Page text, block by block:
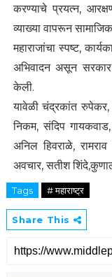
करण्याचे प्रयत्न,
व्याख्या वापरून
महाराजांचा स्पष्ट,
अभिवादन असून सरकार
केली.
यावेळी चंद्रकांत रुपेकर,
निकम, संदिप
अनिल हिवराळे,
अवचार, सतीश
Tags # महाराष्ट्र
Share This